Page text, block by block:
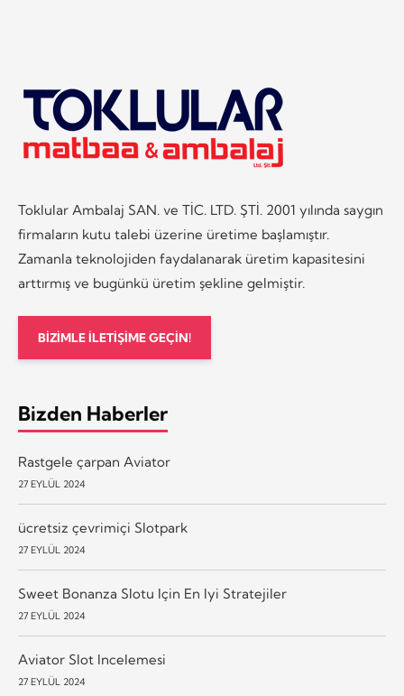
Toklular Ambalaj SAN. ve TİC. LTD. ŞTİ. 2001 yılında saygın
firmaların kutu talebi üzerine üretime başlamıştır.
Zamanla teknolojiden faydalanarak üretim kapasitesini
arttırmış ve bugünkü üretim şekline gelmiştir.
BİZİMLE İLETİŞİME GEÇİN!
Bizden Haberler
Rastgele çarpan Aviator
27 EYLÜL 2024
ücretsiz çevrimiçi Slotpark
27 EYLÜL 2024
Sweet Bonanza Slotu Için En Iyi Stratejiler
27 EYLÜL 2024
Aviator Slot Incelemesi
27 EYLÜL 2024